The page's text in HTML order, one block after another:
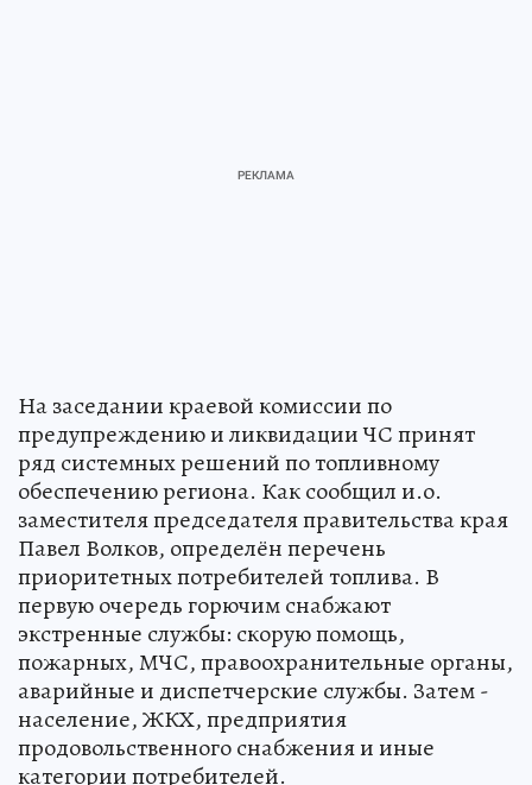
На заседании краевой комиссии по
предупреждению и ликвидации ЧС принят
ряд системных решений по топливному
обеспечению региона. Как сообщил и.о.
заместителя председателя правительства края
Павел Волков, определён перечень
приоритетных потребителей топлива. В
первую очередь горючим снабжают
экстренные службы: скорую помощь,
пожарных, МЧС, правоохранительные органы,
аварийные и диспетчерские службы. Затем -
население, ЖКХ, предприятия
продовольственного снабжения и иные
категории потребителей.